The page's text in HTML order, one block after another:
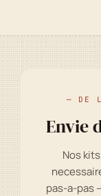
— DE
Envie
Nos
pas-a-pas